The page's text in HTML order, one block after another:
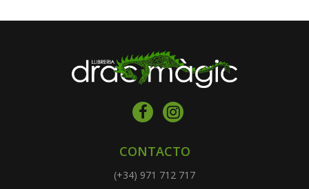
CONTACTO
(+34) 971 712 717